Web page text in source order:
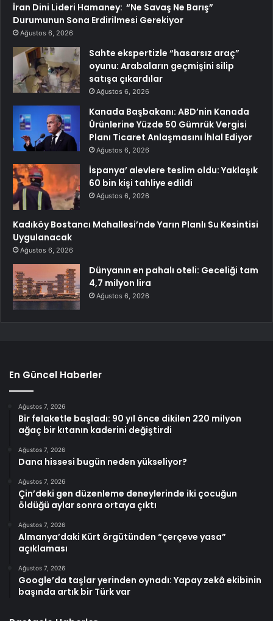
İran Dini Lideri Hamaney: “Ne Savaş Ne Barış”
Durumunun Sona Erdirilmesi Gerekiyor
Ağustos 6, 2026
Sahte ekspertizle “hasarsız araç”
oyunu: Arabaların geçmişini silip
satışa çıkardılar
Ağustos 6, 2026
Kanada Başbakanı: ABD’nin Kanada
Ürünlerine Yüzde 50 Gümrük Vergisi
Planı Ticaret Anlaşmasını İhlal Ediyor
Ağustos 6, 2026
İspanya’ alevlere teslim oldu: Yaklaşık
60 bin kişi tahliye edildi
Ağustos 6, 2026
Kadıköy Bostancı Mahallesi’nde Yarın Planlı Su Kesintisi
Uygulanacak
Ağustos 6, 2026
Dünyanın en pahalı oteli: Geceliği tam
4,7 milyon lira
Ağustos 6, 2026
En Güncel Haberler
Ağustos 7, 2026
Bir felaketle başladı: 90 yıl önce dikilen 220 milyon
ağaç bir kıtanın kaderini değiştirdi
Ağustos 7, 2026
Dana hissesi bugün neden yükseliyor?
Ağustos 7, 2026
Çin’deki gen düzenleme deneylerinde iki çocuğun
öldüğü aylar sonra ortaya çıktı
Ağustos 7, 2026
Almanya’daki Kürt örgütünden “çerçeve yasa”
açıklaması
Ağustos 7, 2026
Google’da taşlar yerinden oynadı: Yapay zekâ ekibinin
başında artık bir Türk var